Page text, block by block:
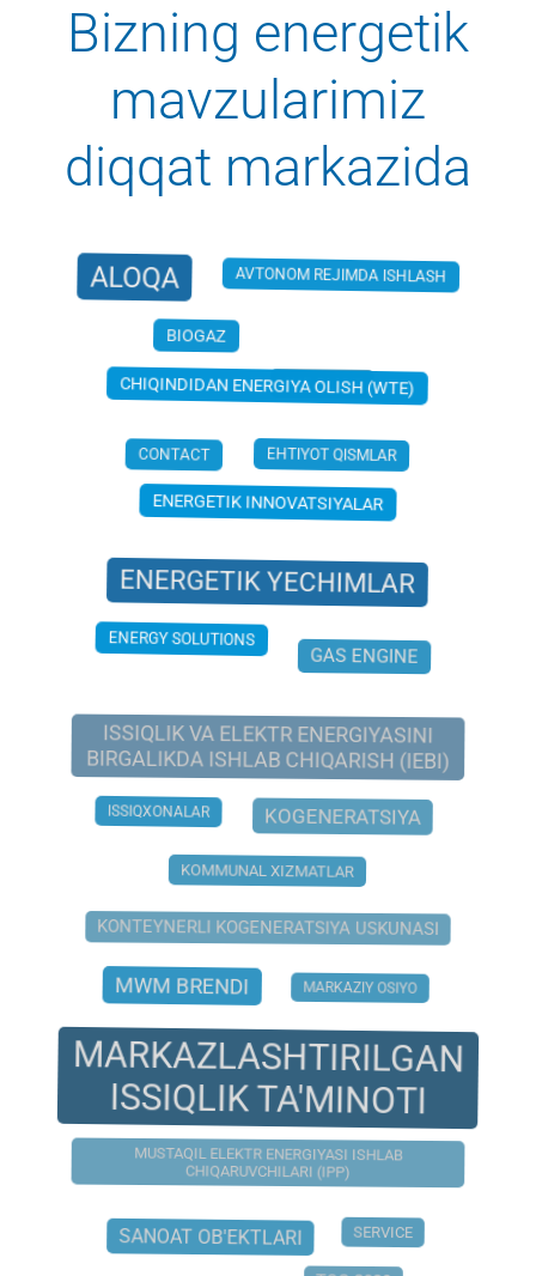
Bizning energetik
mavzularimiz
diqqat markazida
ALOQA AVTONOM REJIMDA ISHLASH
BIOGAZ
CHP PLANT
CHIQINDIDAN ENERGIYA OLISH (WTE)
CONTACT
EHTIYOT QISMLAR
ENERGETIK INNOVATSIYALAR
ENERGETIK YECHIMLAR
ENERGY SOLUTIONS GAS ENGINE
ISSIQLIK VA ELEKTR ENERGIYASINI
BIRGALIKDA ISHLAB CHIQARISH (IEBI)
ISSIQXONALAR KOGENERATSIYA
KOMMUNAL XIZMATLAR
KONTEYNERLI KOGENERATSIYA USKUNASI
MWM BRENDI MARKAZIY OSIYO
MARKAZLASHTIRILGAN
ISSIQLIK TA'MINOTI
MUSTAQIL ELEKTR ENERGIYASI ISHLAB
CHIQARUVCHILARI (IPP)
SANOAT OB'EKTLARI SERVICE